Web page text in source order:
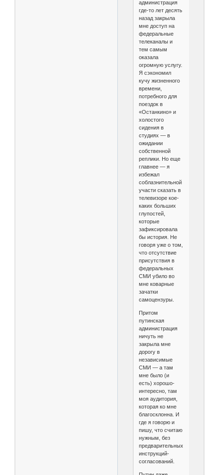
администрация
где-то лет десять
назад закрыла
мне доступ на
федеральные
телеканалы и
тем самым
оказала
огромную услугу.
Я сэкономил
кучу жизненного
времени,
потребного для
поездок в
«Останкино» и
холостого
сидения в
студиях — в
ожидании
собственной
реплики. Но еще
главнее — я
избежал
соблазнительной
участи сказать в
телевизоре кое-
каких больших
глупостей,
которые
зафиксировала
бы история. Не
говоря уже о том,
что отсутствие
присутствия в
федеральных
СМИ убило во
мне коварные
зачатки
самоцензуры.
Притом
путинская
администрация
ничуть не
закрыла мне
дорогу в
независимые
СМИ — а там
мне было (и
есть) хорошо-
интересно, там
моя аудитория,
которая ко мне
благосклонна. И
где я говорю и
пишу, что считаю
нужным, без
предварительных
инструкций-
согласований.